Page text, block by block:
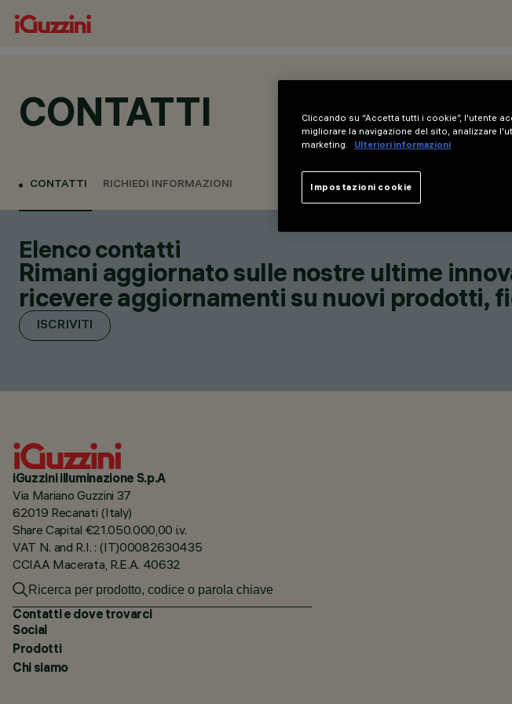
CONTATTI
CONTATTI RICHIEDI INFORMAZIONI
Elenco contatti
Rimani aggiornato sulle nostre ultime
ricevere aggiornamenti su nuovi prodotti,
ISCRIVITI
iGuzzini illuminazione S.p.A
Via Mariano Guzzini 37
62019 Recanati (Italy)
Share Capital €21.050.000,00 i.v.
VAT N. and R.I. : (IT)00082630435
CCIAA Macerata, R.E.A. 40632
Contatti e dove trovarci
Social
Prodotti
Chi siamo
Cliccando su “Accetta tutti i cookie”, l'utente
migliorare la navigazione del sito, analizzare
marketing.
Ulteriori informazioni
Impostazioni cookie